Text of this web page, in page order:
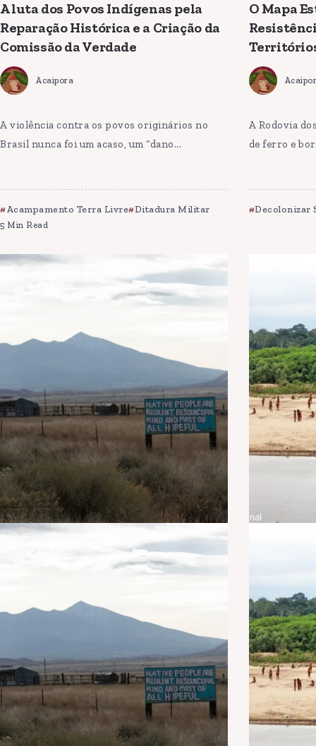
A luta dos Povos Indígenas pela
Reparação Histórica e a Criação da
Comissão da Verdade
Acaipora
A violência contra os povos originários no
Brasil nunca foi um acaso, um “dano...
Acampamento Terra Livre Ditadura Militar
5 Min Read
O Mapa
A Rodovia
de ferro e
Decolonizar